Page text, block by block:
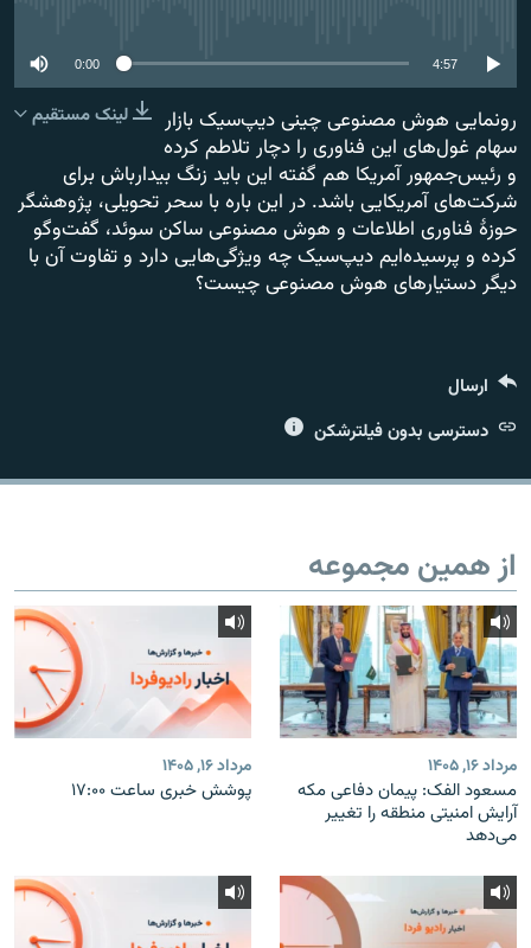
زبان‌های دیگر
0:00 4:57
لینک مستقیم
رونمایی هوش مصنوعی چینی دیپ‌سیک بازار
سهام غول‌های این فناوری را دچار تلاطم کرده
و رئیس‌جمهور آمریکا هم گفته این باید زنگ بیدارباش برای
شرکت‌های آمریکایی باشد. در این باره با سحر تحویلی، پژوهشگر
حوزۀ فناوری اطلاعات و هوش مصنوعی ساکن سوئد، گفت‌وگو
کرده و پرسیده‌ایم دیپ‌سیک چه ویژگی‌هایی دارد و تفاوت آن با
دیگر دستیارهای هوش مصنوعی چیست؟
ارسال
دسترسی بدون فیلترشکن
از همین مجموعه
مرداد ۱۶, ۱۴۰۵
مسعود الفک: پیمان دفاعی مکه
آرایش امنیتی منطقه را تغییر
می‌دهد
مرداد ۱۶, ۱۴۰۵
پوشش خبری ساعت ۱۷:۰۰